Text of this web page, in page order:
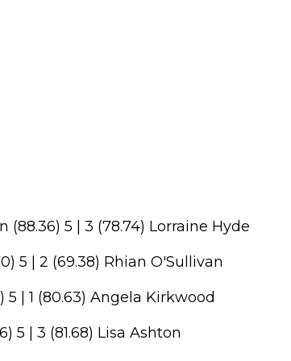
(88.36) 5 | 3 (78.74) Lorraine Hyde
5 | 2 (69.38) Rhian O'Sullivan
5 | 1 (80.63) Angela Kirkwood
5 | 3 (81.68) Lisa Ashton